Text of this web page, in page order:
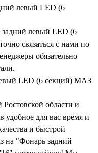
левый LED (6
задний левый LED (6
связаться с нами по
обязательно
LED (6 секций) МАЗ
области и
удобное для вас время и
и быстрой
на "Фонарь задний